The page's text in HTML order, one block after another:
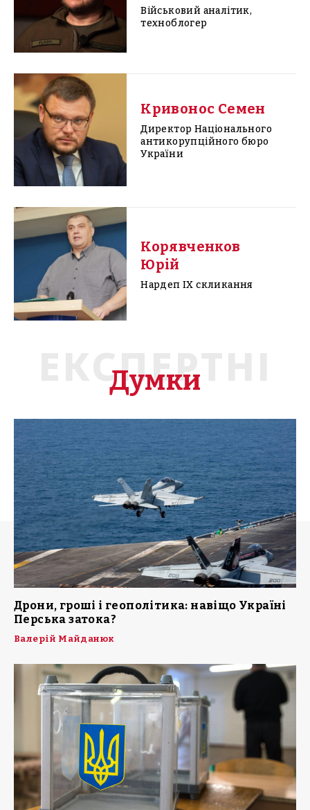
Військовий аналітик,
техноблогер
Кривонос Семен
Директор Національного
антикорупційного бюро
України
Корявченков
Юрій
Нардеп IX скликання
ЕКСПЕРТНІ
Думки
Дрони, гроші і геополітика: навіщо Україні
Перська затока?
Валерій Майданюк